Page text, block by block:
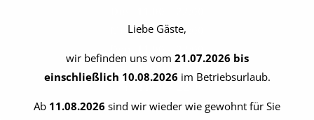
Mit 11:00 – 22:00
Son 13:00 – 22:00
Liebe Gäste,
wir befinden uns vom 21.07.2026 bis
einschließlich 10.08.2026 im Betriebsurlaub.
Ab 11.08.2026 sind wir wieder wie gewohnt für Sie